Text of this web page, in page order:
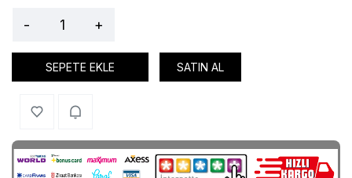
- +
SEPETE EKLE SATIN AL